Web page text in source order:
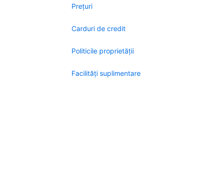
Preţuri
Carduri de credit
Politicile proprietății
Facilităţi suplimentare